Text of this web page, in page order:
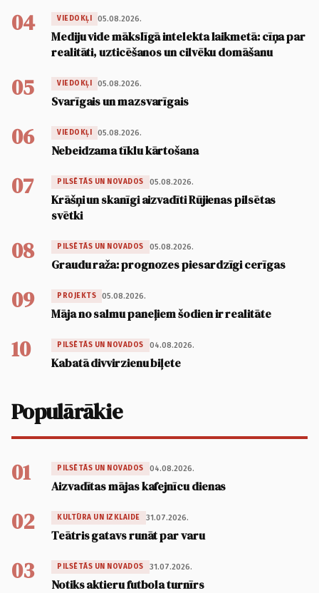
04 VIEDOKĻI 05.08.2026.
Mediju vide mākslīgā intelekta laikmetā: cīņa par
realitāti, uzticēšanos un cilvēku domāšanu
05 VIEDOKĻI 05.08.2026.
Svarīgais un mazsvarīgais
06 VIEDOKĻI 05.08.2026.
Nebeidzama tīklu kārtošana
07 PILSĒTĀS UN NOVADOS 05.08.2026.
Krāšņi un skanīgi aizvadīti Rūjienas pilsētas
svētki
08 PILSĒTĀS UN NOVADOS 05.08.2026.
Graudu raža: prognozes piesardzīgi cerīgas
09 PROJEKTS 05.08.2026.
Māja no salmu paneļiem šodien ir realitāte
10 PILSĒTĀS UN NOVADOS 04.08.2026.
Kabatā divvirzienu biļete
Populārākie
01 PILSĒTĀS UN NOVADOS 04.08.2026.
Aizvadītas mājas kafejnīcu dienas
02 KULTŪRA UN IZKLAIDE 31.07.2026.
Teātris gatavs runāt par varu
03 PILSĒTĀS UN NOVADOS 31.07.2026.
Notiks aktieru futbola turnīrs